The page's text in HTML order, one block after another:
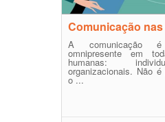
Comunicação
A comunicação
omnipresente em
humanas:
organizacionais. Não
o ...